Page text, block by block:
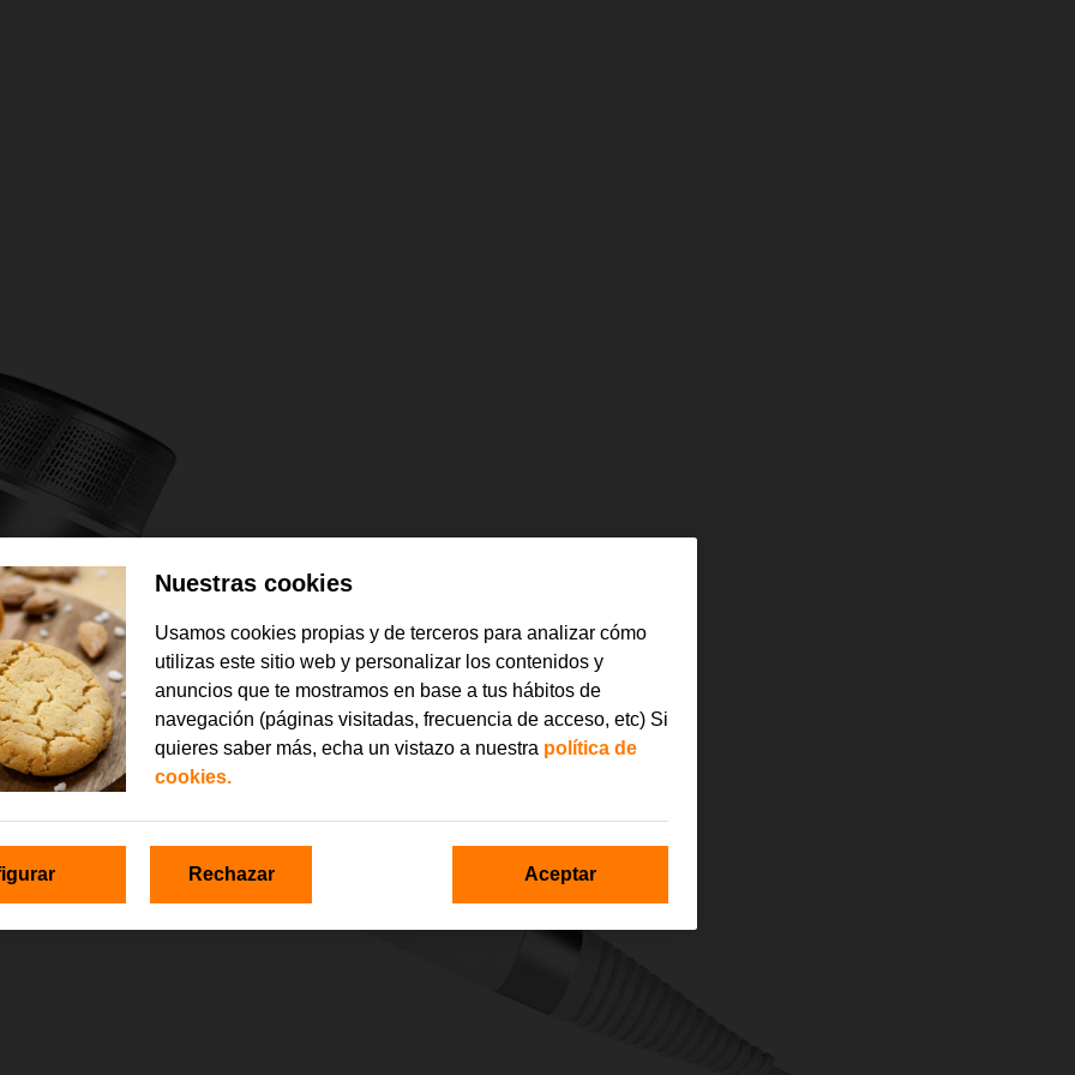
Nuestras cookies
Usamos cookies propias y de terceros para analizar cómo
utilizas este sitio web y personalizar los contenidos y
anuncios que te mostramos en base a tus hábitos de
navegación (páginas visitadas, frecuencia de acceso, etc) Si
quieres saber más, echa un vistazo a nuestra política de
cookies.
Rechazar Aceptar